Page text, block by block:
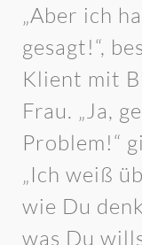
„Aber ich
gesagt!“,
Klient mit
Frau. „Ja,
Problem!“
„Ich weiß
wie Du
was Du